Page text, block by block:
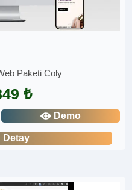
Paketi Coly
₺
Demo
Detay